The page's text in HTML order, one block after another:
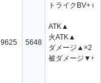
9625 5648
トライクBV+
ATK▲
火ATK▲
ダメージ▲×2
被ダメージ▼×2